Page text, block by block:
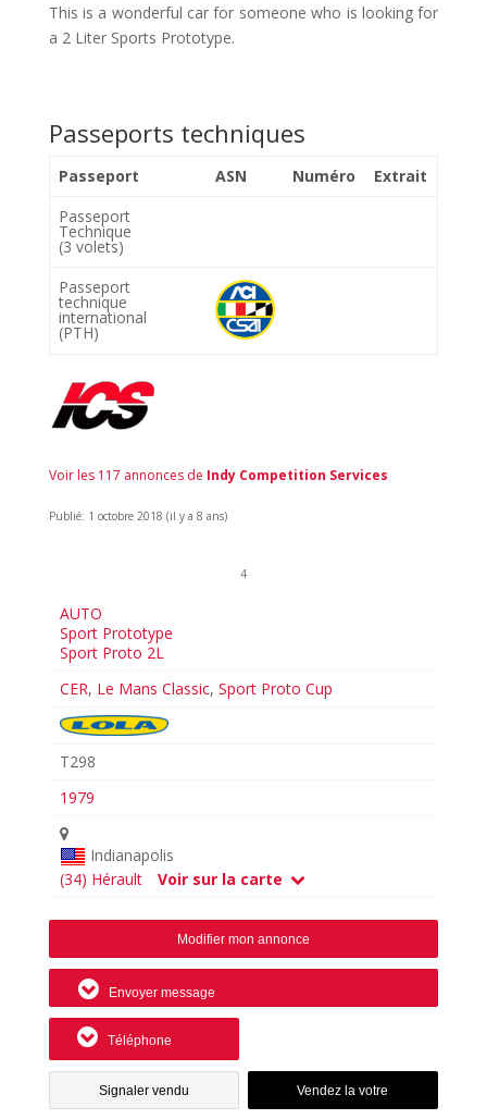
This is a wonderful car for someone who is looking for
a 2 Liter Sports Prototype.
Passeports techniques
Passeport ASN Numéro
Extrait
Passeport
Technique
(3 volets)
Passeport
technique
international
(PTH)
Voir les 117 annonces de Indy Competition Services
Publié: 1 octobre 2018 (il y a 8 ans)
4
AUTO
Sport Prototype
Sport Proto 2L
CER, Le Mans Classic,Sport Proto Cup
T298
1979
Indianapolis
(34) Hérault
Voir sur la carte
Modifier mon annonce
Envoyer message
Téléphone
Signaler vendu